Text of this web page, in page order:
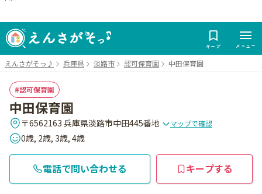
キープ メニュー
えんさがそっ♪ 兵庫県 淡路市 認可保育園 中田保育園
認可保育園
中田保育園
〒6562163 兵庫県淡路市中田445番地 マップで確認
0歳, 2歳, 3歳, 4歳
電話で問い合わせる キープする